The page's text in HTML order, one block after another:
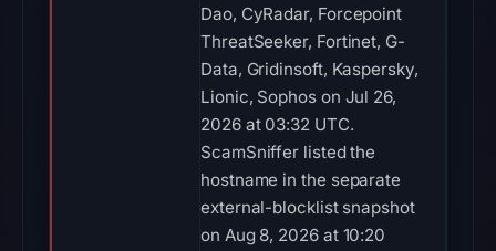
Dao, CyRadar, Forcepoint
ThreatSeeker, Fortinet, G-
Data, Gridinsoft, Kaspersky,
Lionic, Sophos on Jul 26,
2026 at 03:32 UTC.
ScamSniffer listed the
hostname in the separate
external-blocklist snapshot
on Aug 8, 2026 at 10:20